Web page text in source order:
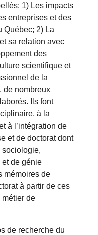
1) Les impacts
entreprises et des
Québec; 2) La
sa relation avec
des
scientifique et
de la
de nombreux
Ils font
à la
à l’intégration de
et de doctorat dont
sociologie,
et de génie
mémoires de
à partir de ces
métier de
de recherche du